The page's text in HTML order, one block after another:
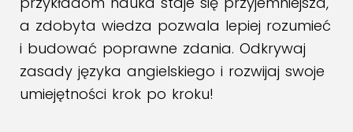
a zdobyta wiedza pozwala lepiej rozumieć
i budować poprawne zdania. Odkrywaj
zasady języka angielskiego i rozwijaj swoje
umiejętności krok po kroku!